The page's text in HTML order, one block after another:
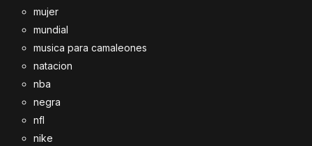
mujer
mundial
musica para camaleones
natacion
nba
negra
nfl
nike